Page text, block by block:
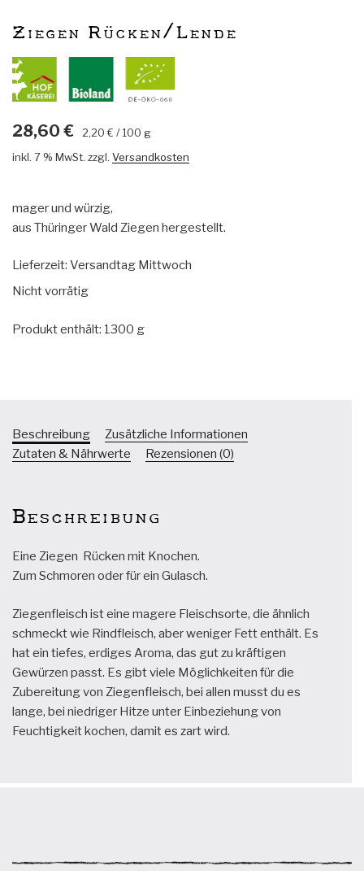
Ziegen Rücken/Lende
28,60 € 2,20€ /100 g
inkl. 7 % MwSt. zzgl. Versandkosten
mager und würzig,
aus Thüringer Wald Ziegen hergestellt.
Lieferzeit: Versandtag Mittwoch
Nicht vorrätig
Produkt enthält: 1300 g
Beschreibung
Zusätzliche Informationen
Zutaten & Nährwerte
Rezensionen (0)
Beschreibung
Eine Ziegen Rücken mit Knochen.
Zum Schmoren oder für ein Gulasch.
Ziegenfleisch ist eine magere Fleischsorte, die ähnlich
schmeckt wie Rindfleisch, aber weniger Fett enthält. Es
hat ein tiefes, erdiges Aroma, das gut zu kräftigen
Gewürzen passt. Es gibt viele Möglichkeiten für die
Zubereitung von Ziegenfleisch, bei allen musst du es
lange, bei niedriger Hitze unter Einbeziehung von
Feuchtigkeit kochen, damit es zart wird.